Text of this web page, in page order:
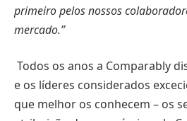
primeiro pelos nossos
mercado.”
Todos os anos a Comparably
e os líderes considerados
que melhor os conhecem – os